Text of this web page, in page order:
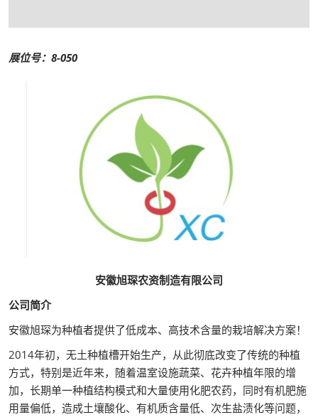
展位号：8-050
安徽旭琛农资制造有限公司
公司简介
安徽旭琛为种植者提供了低成本、高技术含量的栽培解决方案！
2014年初，无土种植槽开始生产，从此彻底改变了传统的种植
方式，特别是近年来，随着温室设施蔬菜、花卉种植年限的增
加，长期单一种植结构模式和大量使用化肥农药，同时有机肥施
用量偏低，造成土壤酸化、有机质含量低、次生盐渍化等问题，